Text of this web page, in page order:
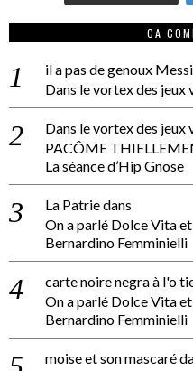
CA
il a pas de genoux
Dans le vortex des jeux
Dans le vortex des jeux
PACÔME
La séance d’Hip Gnose
La Patriedans
On a parlé Dolce Vita
Bernardino Femminielli
carte noire negra à l'o
On a parlé Dolce Vita
Bernardino Femminielli
moise et son mascaré